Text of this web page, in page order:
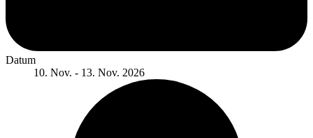
Datum
10. Nov. - 13. Nov. 2026